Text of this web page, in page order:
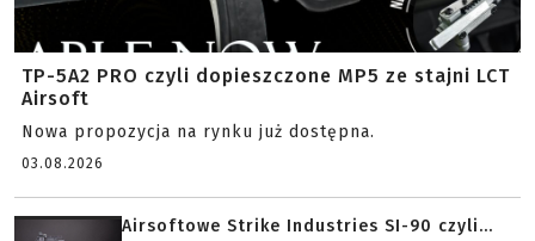
TP-5A2 PRO czyli dopieszczone MP5 ze stajni LCT
Airsoft
Nowa propozycja na rynku już dostępna.
03.08.2026
Airsoftowe Strike Industries SI-90 czyli...